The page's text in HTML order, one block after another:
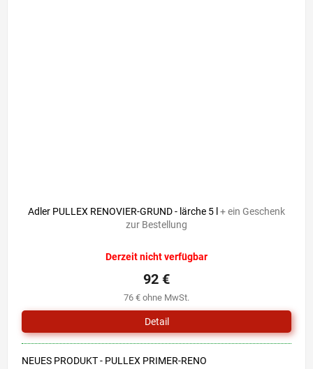
Adler PULLEX RENOVIER-GRUND - lärche 5 l + ein Geschenk
zur Bestellung
Derzeit nicht verfügbar
76 € ohne MwSt.
92 €
Detail
NEUES PRODUKT - PULLEX PRIMER-RENO